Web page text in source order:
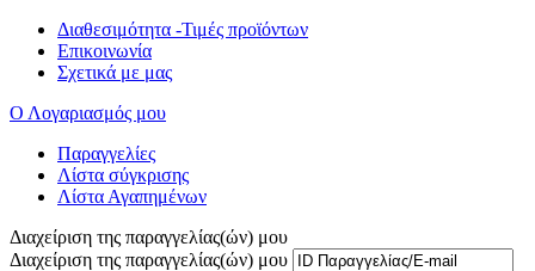
Διαθεσιμότητα -Τιμές προϊόντων
Επικοινωνία
Σχετικά με μας
Ο Λογαριασμός μου
Παραγγελίες
Λίστα σύγκρισης
Λίστα Αγαπημένων
Διαχείριση της παραγγελίας(ών) μου
Διαχείριση της παραγγελίας(ών) μου